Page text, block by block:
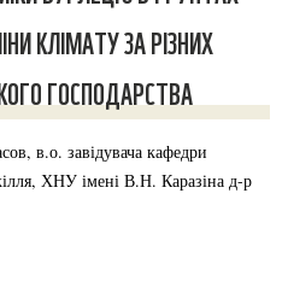
КЛІМАТУ ЗА РІЗНИХ
ГОСПОДАРСТВА
в.о. завідувача кафедри
ХНУ імені В.Н. Каразіна д-р